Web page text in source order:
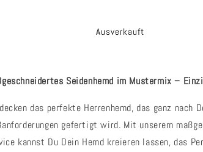
Ausverkauft
Seidenhemd im Mustermix –
das perfekte Herrenhemd, das ganz nach
gefertigt wird. Mit unserem
kannst Du Dein Hemd kreieren lassen, das